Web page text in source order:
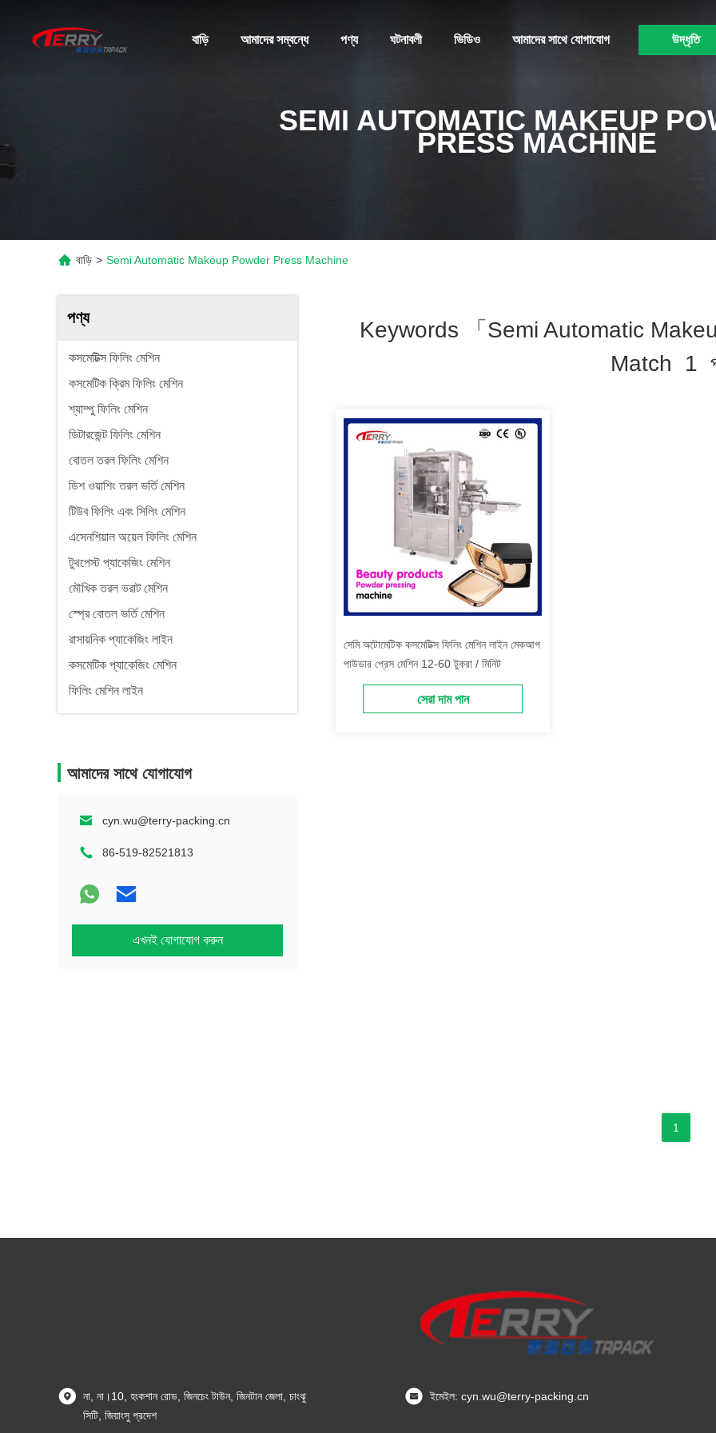
বাড়ি আমাদের সম্বন্ধে পণ্য ঘটনাবলী ভিডিও আমাদের সাথে যোগাযোগ উদ্ধৃতি
SEMI AUTOMATIC MAKEUP
PRESS MACHINE
বাড়ি > Semi Automatic Makeup Powder Press Machine
পণ্য
কসমেটিক্স ফিলিং মেশিন
কসমেটিক ক্রিম ফিলিং মেশিন
শ্যাম্পু ফিলিং মেশিন
ডিটারজেন্ট ফিলিং মেশিন
বোতল তরল ফিলিং মেশিন
ডিশ ওয়াশিং তরল ভর্তি মেশিন
টিউব ফিলিং এবং সিলিং মেশিন
এসেনশিয়াল অয়েল ফিলিং মেশিন
টুথপেস্ট প্যাকেজিং মেশিন
মৌখিক তরল ভরাট মেশিন
স্প্রে বোতল ভর্তি মেশিন
রাসায়নিক প্যাকেজিং লাইন
কসমেটিক প্যাকেজিং মেশিন
ফিলিং মেশিন লাইন
আমাদের সাথে যোগাযোগ
cyn.wu@terry-packing.cn
86-519-82521813
এখনই যোগাযোগ করুন
Keywords 「semi Automatic
Match 1
সেমি অটোমেটিক কসমেটিক্স ফিলিং মেশিন লাইন মেকআপ
পাউডার প্রেস মেশিন 12-60 টুকরা / মিনিট
সেরা দাম পান
1
না, না।10, হংকশান রোড, জিনচেং টাউন, জিনটান জেলা, চাংঝু
সিটি, জিয়াংসু প্রদেশ
ইমেইল: cyn.wu@terry-packing.cn